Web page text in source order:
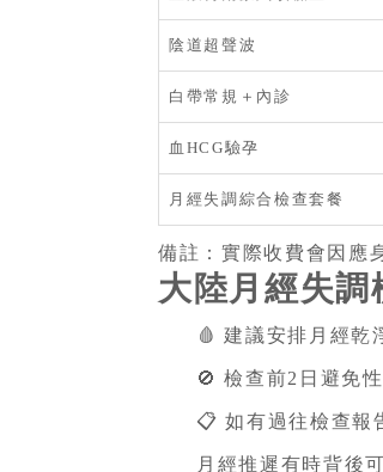
陰道超聲波
白帶常規＋內診
血HCG驗孕
月經失調綜合檢查套餐
備註：實際收費會因應
大陸月經失調
🩸 建議安排月經乾
🚫 檢查前2日避免性
📋 如有過往檢查報
月經推遲有時背後